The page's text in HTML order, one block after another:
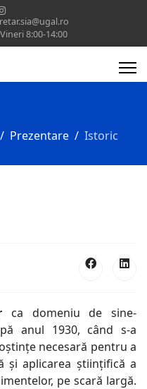
8:00-14:00
Prezentare Istoric
ca domeniu de sine-
anul 1930, când s-a
necesară pentru a
și aplicarea științifică a
pe scară largă.